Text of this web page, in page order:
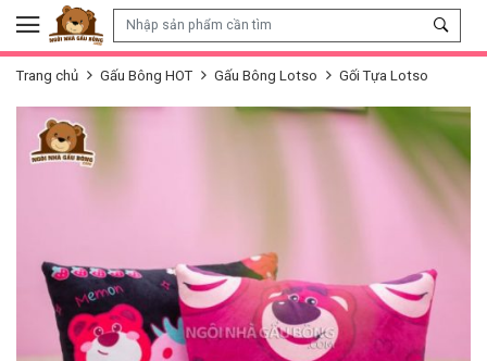
Skip to content
Trang chủ Gấu Bông HOT Gấu Bông Lotso Gối Tựa Lotso